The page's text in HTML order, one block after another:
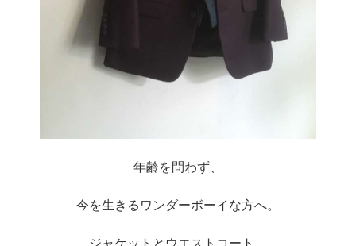
年齢を問わず、
今を生きるワンダーボーイな方へ。